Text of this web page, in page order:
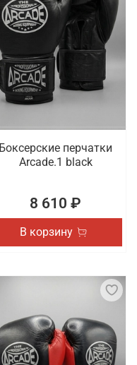
Боксерские перчатки
Arcade.1 black
8 610 ₽
В корзину